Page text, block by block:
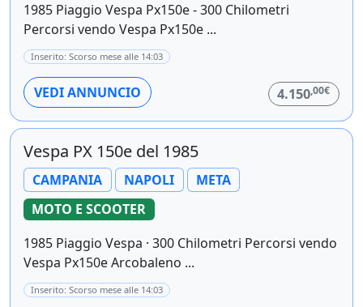
1985 Piaggio Vespa Px150e - 300 Chilometri
Percorsi vendo Vespa Px150e ...
Inserito: Scorso mese alle 14:03
VEDI ANNUNCIO 4.150,00€
Vespa PX 150e del 1985
CAMPANIA NAPOLI
META
MOTO E SCOOTER
1985 Piaggio Vespa · 300 Chilometri Percorsi vendo
Vespa Px150e Arcobaleno ...
Inserito: Scorso mese alle 14:03